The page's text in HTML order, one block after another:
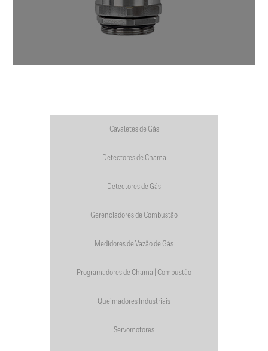
Cavaletes de Gás
Detectores de Chama
Detectores de Gás
Gerenciadores de Combustão
Medidores de Vazão de Gás
Programadores de Chama | Combustão
Queimadores Industriais
Servomotores